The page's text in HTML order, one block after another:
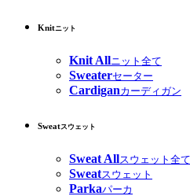
Knitニット
Knit Allニット全て
Sweaterセーター
Cardiganカーディガン
Sweatスウェット
Sweat Allスウェット全て
Sweatスウェット
Parkaパーカ